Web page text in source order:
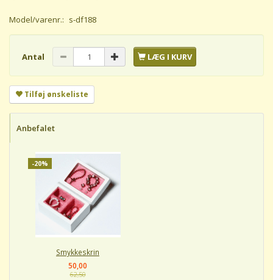
Model/varenr.: s-df188
Antal LÆG I KURV
Tilføj ønskeliste
Anbefalet
-20%
Smykkeskrin
50,00
62,50